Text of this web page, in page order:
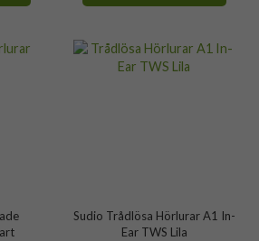
Sudio Trådlösa Hörlurar A1 In-
Ear TWS Lila